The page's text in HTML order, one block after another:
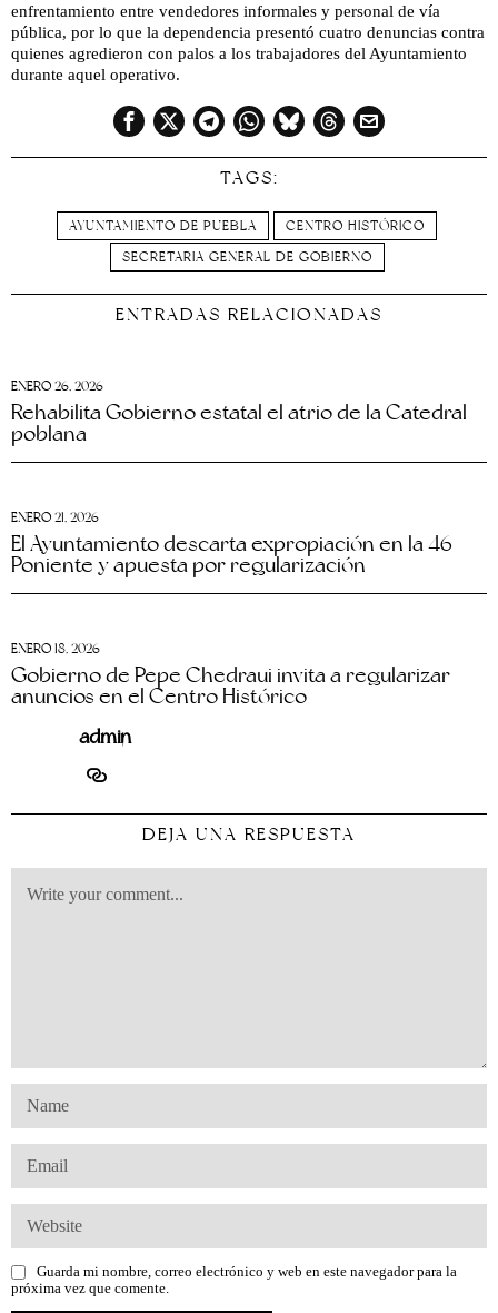
enfrentamiento entre vendedores informales y personal de vía
pública, por lo que la dependencia presentó cuatro denuncias contra
quienes agredieron con palos a los trabajadores del Ayuntamiento
durante aquel operativo.
TAGS:
AYUNTAMIENTO DE PUEBLA
CENTRO HISTÓRICO
SECRETARIA GENERAL DE GOBIERNO
ENTRADAS RELACIONADAS
ENERO 26, 2026
Rehabilita Gobierno estatal el atrio de la Catedral
poblana
ENERO 21, 2026
El Ayuntamiento descarta expropiación en la 46
Poniente y apuesta por regularización
ENERO 18, 2026
Gobierno de Pepe Chedraui invita a regularizar
anuncios en el Centro Histórico
admin
DEJA UNA RESPUESTA
Guarda mi nombre, correo electrónico y web en este navegador para la
próxima vez que comente.